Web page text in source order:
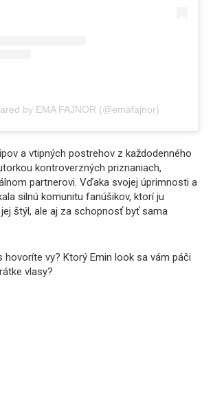
by EMA FAJNOR (@emafajnor)
a vtipných postrehov z každodenného
kontroverzných priznaniach,
partnerovi. Vďaka svojej úprimnosti a
silnú komunitu fanúšikov, ktorí ju
štýl, ale aj za schopnosť byť sama
hovoríte vy? Ktorý Emin look sa vám páči
vlasy?